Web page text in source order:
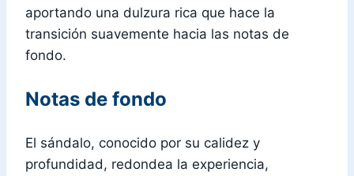
aportando una dulzura rica que hace la
transición suavemente hacia las notas de
fondo.
Notas de fondo
El sándalo, conocido por su calidez y
profundidad, redondea la experiencia,